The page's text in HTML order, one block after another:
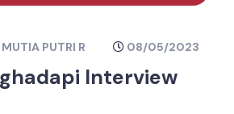
MUTIA PUTRI R 08/05/2023
Interview